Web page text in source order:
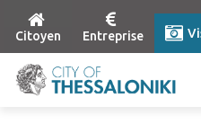
Citoyen Entreprise